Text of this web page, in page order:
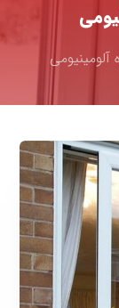
آلومینیومی